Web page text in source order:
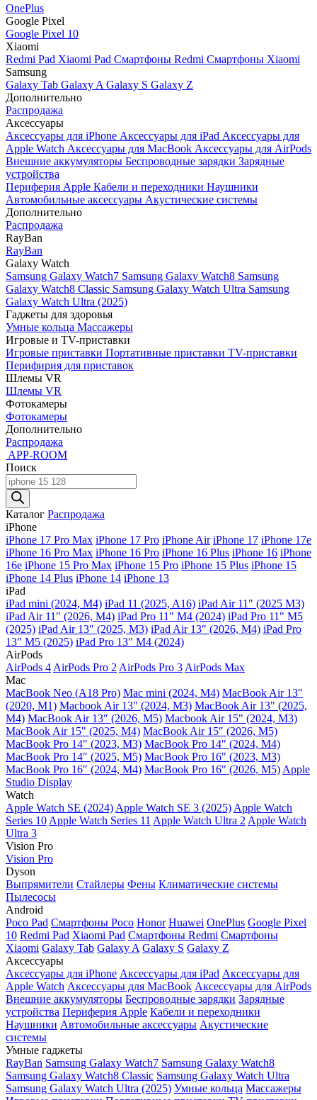
OnePlus
Google Pixel
Google Pixel 10
Xiaomi
Redmi Pad Xiaomi Pad Смартфоны Redmi Смартфоны Xiaomi
Samsung
Galaxy Tab Galaxy A Galaxy S Galaxy Z
Дополнительно
Распродажа
Аксессуары
Аксессуары для iPhone Аксессуары для iPad Аксессуары для
Apple Watch Аксессуары для MacBook Аксессуары для AirPods
Внешние аккумуляторы Беспроводные зарядки Зарядные
устройства
Периферия Apple Кабели и переходники Наушники
Автомобильные аксессуары Акустические системы
Дополнительно
Распродажа
RayBan
RayBan
Galaxy Watch
Samsung Galaxy Watch7 Samsung Galaxy Watch8 Samsung
Galaxy Watch8 Classic Samsung Galaxy Watch Ultra Samsung
Galaxy Watch Ultra (2025)
Гаджеты для здоровья
Умные кольца Массажеры
Игровые и TV-приставки
Игровые приставки Портативные приставки TV-приставки
Перифирия для приставок
Шлемы VR
Шлемы VR
Фотокамеры
Фотокамеры
Дополнительно
Распродажа
APP-ROOM
Поиск
Поиск
товаров
Каталог Распродажа
iPhone
iPhone 17 Pro Max iPhone 17 Pro iPhone Air iPhone 17 iPhone 17e
iPhone 16 Pro Max iPhone 16 Pro iPhone 16 Plus iPhone 16 iPhone
16e iPhone 15 Pro Max iPhone 15 Pro iPhone 15 Plus iPhone 15
iPhone 14 Plus iPhone 14 iPhone 13
iPad
iPad mini (2024, M4) iPad 11 (2025, A16) iPad Air 11" (2025 M3)
iPad Air 11" (2026, M4) iPad Pro 11" M4 (2024) iPad Pro 11" M5
(2025) iPad Air 13" (2025, M3) iPad Air 13" (2026, M4) iPad Pro
13" M5 (2025) iPad Pro 13" M4 (2024)
AirPods
AirPods 4 AirPods Pro 2 AirPods Pro 3 AirPods Max
Mac
MacBook Neo (A18 Pro) Mac mini (2024, M4) MacBook Air 13"
(2020, M1) Macbook Air 13" (2024, M3) MacBook Air 13" (2025,
M4) MacBook Air 13″ (2026, M5) Macbook Air 15" (2024, M3)
MacBook Air 15" (2025, M4) MacBook Air 15″ (2026, M5)
MacBook Pro 14" (2023, M3) MacBook Pro 14″ (2024, M4)
MacBook Pro 14″ (2025, M5) MacBook Pro 16" (2023, M3)
MacBook Pro 16″ (2024, M4) MacBook Pro 16" (2026, M5) Apple
Studio Display
Watch
Apple Watch SE (2024) Apple Watch SE 3 (2025) Apple Watch
Series 10 Apple Watch Series 11 Apple Watch Ultra 2 Apple Watch
Ultra 3
Vision Pro
Vision Pro
Dyson
Выпрямители Стайлеры Фены Климатические системы
Пылесосы
Android
Poco Pad Смартфоны Poco Honor Huawei OnePlus Google Pixel
10 Redmi Pad Xiaomi Pad Смартфоны Redmi Смартфоны
Xiaomi Galaxy Tab Galaxy A Galaxy S Galaxy Z
Аксессуары
Аксессуары для iPhone Аксессуары для iPad Аксессуары для
Apple Watch Аксессуары для MacBook Аксессуары для AirPods
Внешние аккумуляторы Беспроводные зарядки Зарядные
устройства Периферия Apple Кабели и переходники
Наушники Автомобильные аксессуары Акустические
системы
Умные гаджеты
RayBan Samsung Galaxy Watch7 Samsung Galaxy Watch8
Samsung Galaxy Watch8 Classic Samsung Galaxy Watch Ultra
Samsung Galaxy Watch Ultra (2025) Умные кольца Массажеры